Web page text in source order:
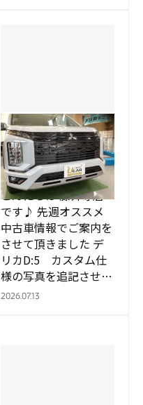
おススメ中古車の続
き。。。
藤井寺店
こんにちは 藤井寺店
です♪ 先週オススメ
中古車情報でご案内を
させて頂きました デ
リカD:5 カスタム仕
様の写真を追記させて
頂きます！ Pグレー
2026.07.13